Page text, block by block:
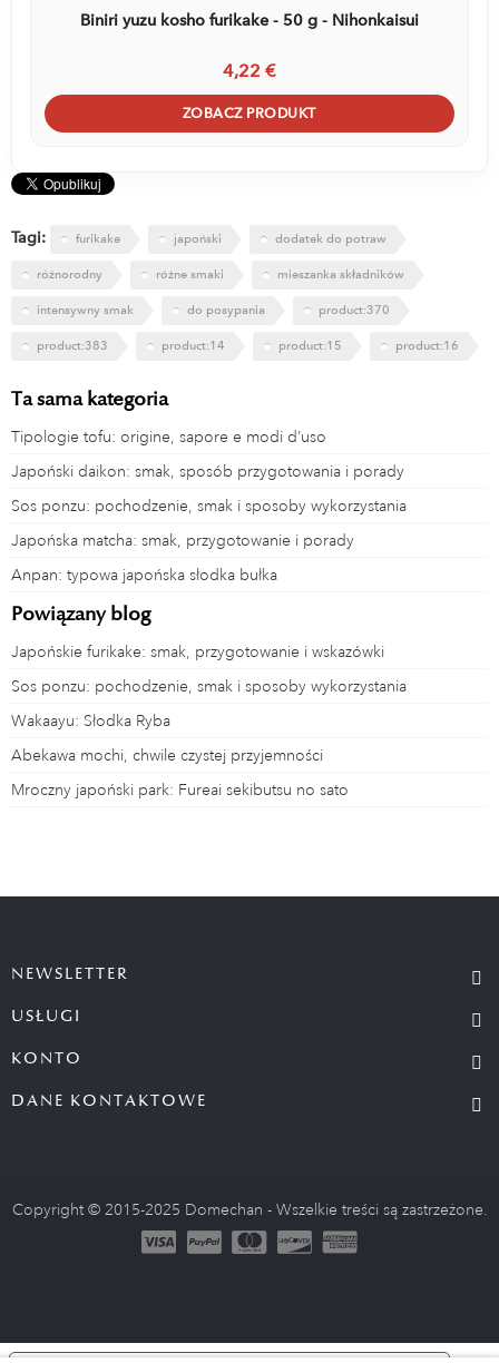
Biniri yuzu kosho furikake - 50 g - Nihonkaisui
4,22 €
ZOBACZ PRODUKT
Tagi: furikake japoński dodatek do potraw
różnorodny różne smaki mieszanka składników
intensywny smak do posypania product:370
product:383 product:14 product:15 product:16
Ta sama kategoria
Tipologie tofu: origine, sapore e modi d’uso
Japoński daikon: smak, sposób przygotowania i porady
Sos ponzu: pochodzenie, smak i sposoby wykorzystania
Japońska matcha: smak, przygotowanie i porady
Anpan: typowa japońska słodka bułka
Powiązany blog
Japońskie furikake: smak, przygotowanie i wskazówki
Sos ponzu: pochodzenie, smak i sposoby wykorzystania
Wakaayu: Słodka Ryba
Abekawa mochi, chwile czystej przyjemności
Mroczny japoński park: Fureai sekibutsu no sato
NEWSLETTER
USŁUGI
KONTO
DANE KONTAKTOWE
Copyright © 2015-2025 Domechan - Wszelkie treści są zastrzeżone.